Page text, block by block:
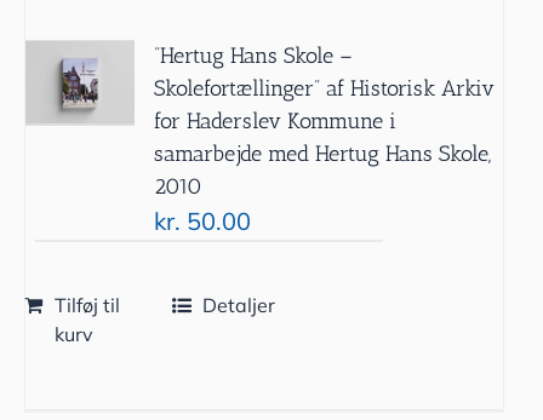
”Hertug Hans Skole –
Skolefortællinger” af Historisk Arkiv
for Haderslev Kommune i
samarbejde med Hertug Hans Skole,
2010
kr. 50.00
Tilføj til
kurv
Detaljer